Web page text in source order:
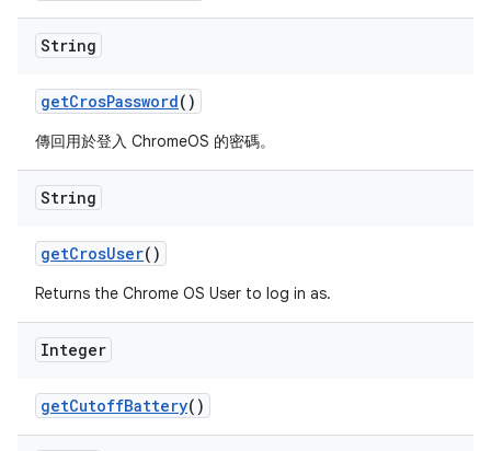
String
getCrosPassword()
傳回用於登入 ChromeOS 的密碼。
String
getCrosUser()
Returns the Chrome OS User to log in as.
Integer
getCutoffBattery()